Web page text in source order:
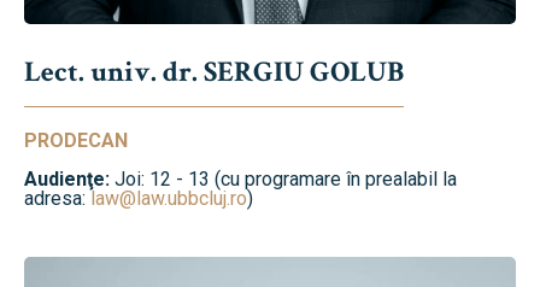
Lect. univ. dr. SERGIU GOLUB
PRODECAN
Audienţe: Joi: 12 - 13 (cu programare în prealabil la
adresa:law@law.ubbcluj.ro)